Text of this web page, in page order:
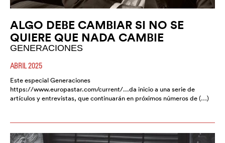
ALGO DEBE CAMBIAR SI NO SE
QUIERE QUE NADA CAMBIE
GENERACIONES
ABRIL 2025
Este especial Generaciones
https://www.europastar.com/current/...da inicio a una serie de
artículos y entrevistas, que continuarán en próximos números de (…)